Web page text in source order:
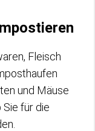
Fleisch
und Mäuse
Sie für die